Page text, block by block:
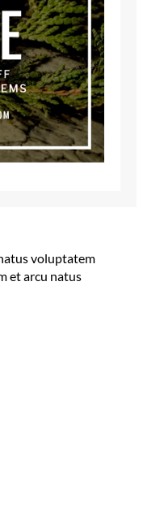
voluptatem
et arcu natus